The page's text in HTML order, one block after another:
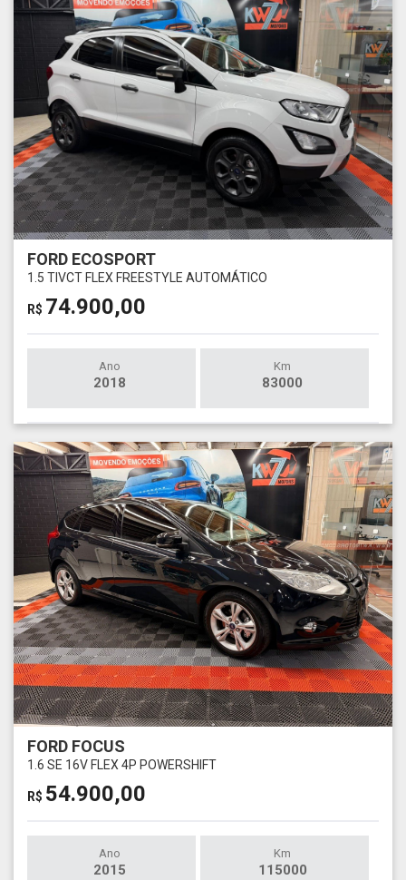
FORD ECOSPORT
1.5 TIVCT FLEX FREESTYLE AUTOMÁTICO
R$ 74.900,00
Ano
2018
Km
83000
FORD FOCUS
1.6 SE 16V FLEX 4P POWERSHIFT
R$ 54.900,00
Ano
2015
Km
115000